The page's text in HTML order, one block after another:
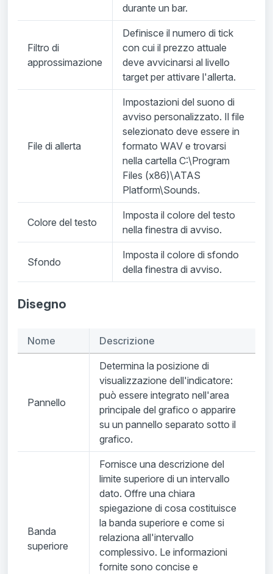
durante un bar.
Filtro di
approssimazione
Definisce il numero di tick
con cui il prezzo attuale
deve avvicinarsi al livello
target per attivare l'allerta.
File di allerta
Impostazioni del suono di
avviso personalizzato. Il file
selezionato deve essere in
formato WAV e trovarsi
nella cartella C:\Program
Files (x86)\ATAS
Platform\Sounds.
Colore del testo
Imposta il colore del testo
nella finestra di avviso.
Sfondo
Imposta il colore di sfondo
della finestra di avviso.
Disegno
Nome Descrizione
Pannello
Determina la posizione di
visualizzazione dell'indicatore:
può essere integrato nell'area
principale del grafico o apparire
su un pannello separato sotto il
grafico.
Banda
superiore
Fornisce una descrizione del
limite superiore di un intervallo
dato. Offre una chiara
spiegazione di cosa costituisce
la banda superiore e come si
relaziona all'intervallo
complessivo. Le informazioni
fornite sono concise e